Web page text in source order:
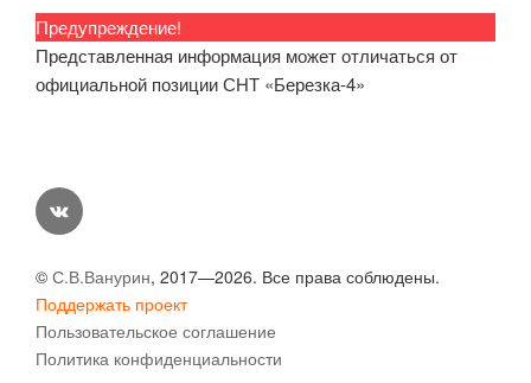
Предупреждение!
Представленная информация может отличаться от
официальной позиции СНТ «Березка-4»
vk
© С.В.Ванурин, 2017—2026. Все права соблюдены.
Поддержать проект
Пользовательское соглашение
Политика конфиденциальности